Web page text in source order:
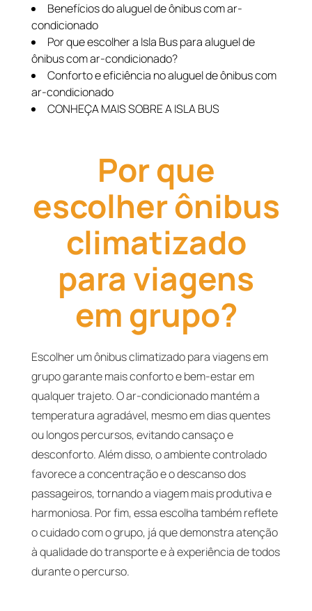
Benefícios do aluguel de ônibus com ar-
condicionado
Por que escolher a Isla Bus para aluguel de
ônibus com ar-condicionado?
Conforto e eficiência no aluguel de ônibus com
ar-condicionado
CONHEÇA MAIS SOBRE A ISLA BUS
Por que
escolher ônibus
climatizado
para viagens
em grupo?
Escolher um ônibus climatizado para viagens em
grupo garante mais conforto e bem-estar em
qualquer trajeto. O ar-condicionado mantém a
temperatura agradável, mesmo em dias quentes
ou longos percursos, evitando cansaço e
desconforto. Além disso, o ambiente controlado
favorece a concentração e o descanso dos
passageiros, tornando a viagem mais produtiva e
harmoniosa. Por fim, essa escolha também reflete
o cuidado com o grupo, já que demonstra atenção
à qualidade do transporte e à experiência de todos
durante o percurso.